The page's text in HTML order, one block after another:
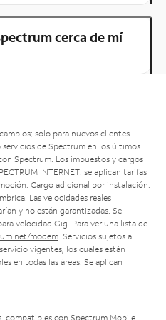
cerca de mí
solo para nuevos clientes
de Spectrum en los últimos
Spectrum. Los impuestos y cargos
INTERNET: se aplican tarifas
Cargo adicional por instalación.
Las velocidades reales
y no están garantizadas. Se
velocidad Gig. Para ver una lista de
modem . Servicios sujetos a
vigentes, los cuales están
en todas las áreas. Se aplican
compatibles con Spectrum Mobile.